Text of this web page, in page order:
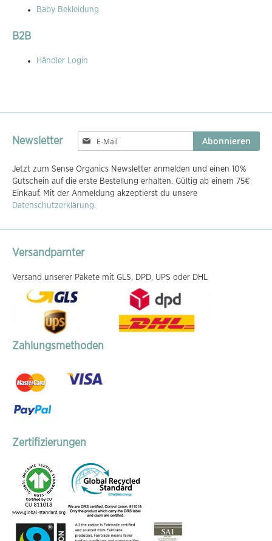
Baby Bekleidung
B2B
Händler Login
Newsletter
Melden
Sie
für
unseren
Newsletter
an:
Abonnieren
Jetzt zum Sense Organics Newsletter anmelden und einen 10%
Gutschein auf die erste Bestellung erhalten. Gültig ab einem 75€
Einkauf. Mit der Anmeldung akzeptierst du unsere
Datenschutzerklärung.
Versandparnter
Versand unserer Pakete mit GLS, DPD, UPS oder DHL
Zahlungsmethoden
Zertifizierungen